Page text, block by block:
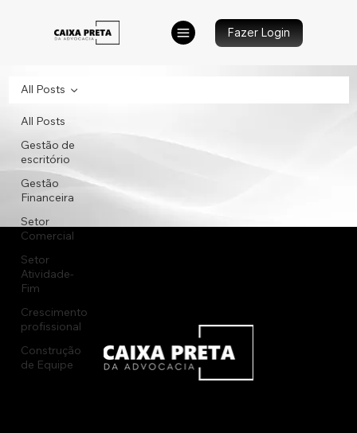
Fazer Login
All Posts
Gestão de
escritório
Gestão
Financeira
Setor
Comercial
Setor
Atividade-
Fim
Crescimento
profissional
Construção
de Equipe
All Posts